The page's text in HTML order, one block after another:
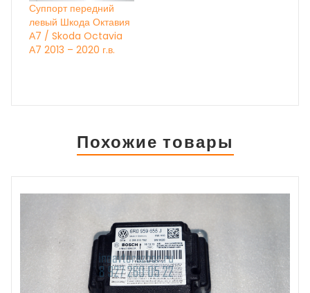
Суппорт передний
левый Шкода Октавия
А7 / Skoda Octavia
А7 2013 – 2020 г.в.
Похожие товары